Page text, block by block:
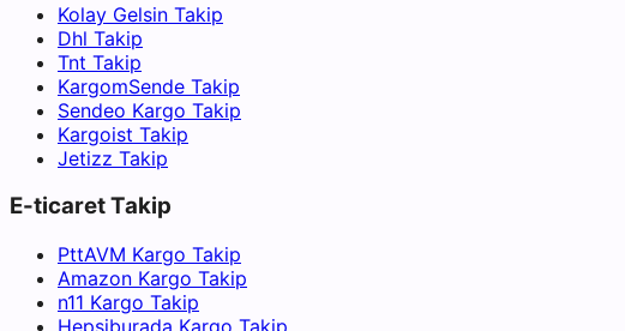
Kolay Gelsin Takip
Dhl Takip
Tnt Takip
KargomSende Takip
Sendeo Kargo Takip
Kargoist Takip
Jetizz Takip
E-ticaret Takip
PttAVM Kargo Takip
Amazon Kargo Takip
n11 Kargo Takip